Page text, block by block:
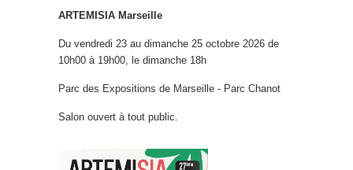
ARTEMISIA Marseille
Du vendredi 23 au dimanche 25 octobre 2026 de
10h00 à 19h00, le dimanche 18h
Parc des Expositions de Marseille - Parc Chanot
Salon ouvert à tout public.